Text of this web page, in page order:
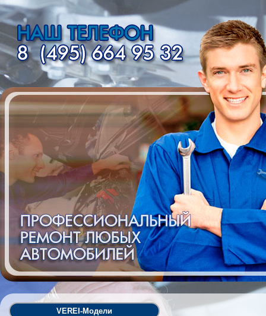
VEREI-Модели